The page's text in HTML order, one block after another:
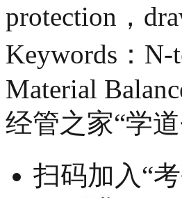
protection，
Keywords：
Material
经管之家“学
扫码加入“